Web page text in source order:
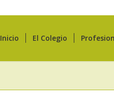
Inicio El Colegio